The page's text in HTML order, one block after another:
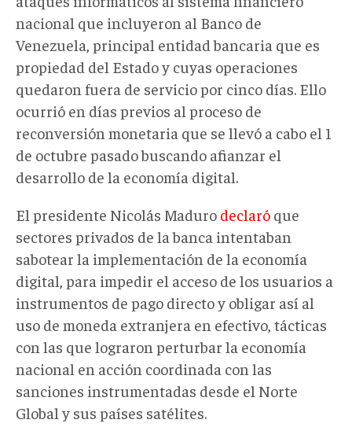
nacional que incluyeron al Banco de
Venezuela, principal entidad bancaria que es
propiedad del Estado y cuyas operaciones
quedaron fuera de servicio por cinco días. Ello
ocurrió en días previos al proceso de
reconversión monetaria que se llevó a cabo el 1
de octubre pasado buscando afianzar el
desarrollo de la economía digital.
El presidente Nicolás Maduro declaró que
sectores privados de la banca intentaban
sabotear la implementación de la economía
digital, para impedir el acceso de los usuarios a
instrumentos de pago directo y obligar así al
uso de moneda extranjera en efectivo, tácticas
con las que lograron perturbar la economía
nacional en acción coordinada con las
sanciones instrumentadas desde el Norte
Global y sus países satélites.